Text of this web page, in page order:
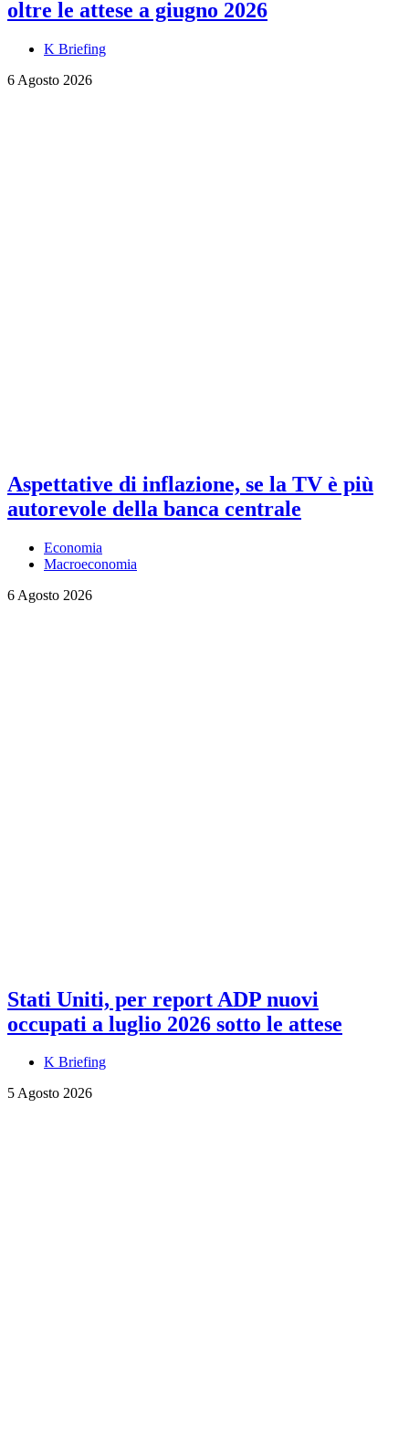
oltre le attese a giugno 2026
K Briefing
6 Agosto 2026
Aspettative di inflazione, se la TV è più
autorevole della banca centrale
Economia
Macroeconomia
6 Agosto 2026
Stati Uniti, per report ADP nuovi
occupati a luglio 2026 sotto le attese
K Briefing
5 Agosto 2026